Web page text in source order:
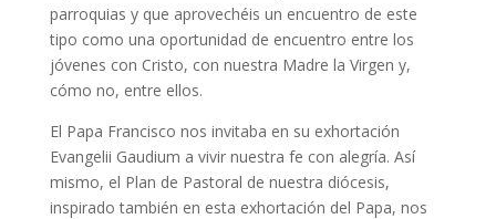
parroquias y que aprovechéis un encuentro de este
tipo como una oportunidad de encuentro entre los
jóvenes con Cristo, con nuestra Madre la Virgen y,
cómo no, entre ellos.
El Papa Francisco nos invitaba en su exhortación
Evangelii Gaudium a vivir nuestra fe con alegría. Así
mismo, el Plan de Pastoral de nuestra diócesis,
inspirado también en esta exhortación del Papa, nos